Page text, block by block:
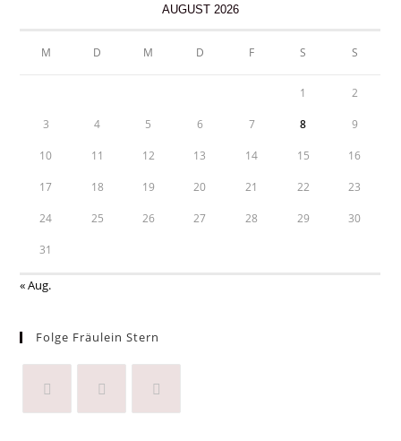
AUGUST 2026
M D M D F S S
1 2
3 4 5 6 7 8 9
10 11 12 13 14 15 16
17 18 19 20 21 22 23
24 25 26 27 28 29 30
31
« Aug.
Folge Fräulein Stern